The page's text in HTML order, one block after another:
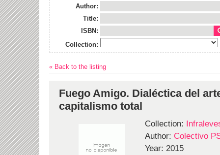
Author:
Title:
ISBN:
Collection:
« Back to the listing
Fuego Amigo. Dialéctica del
capitalismo total
Collection:
Author: Colectivo
Year: 2015